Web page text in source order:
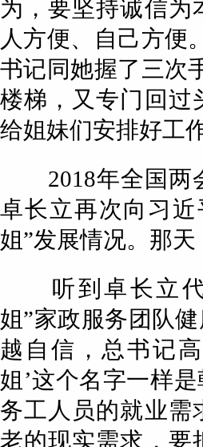
为，要坚持诚信为
人方便、自己方便
书记同她握了三次
楼梯，又专门回过
给姐妹们安排好工
2018年全国两
卓长立再次向习
姐”发展情况。那
听到卓长立代
姐”家政服务团队
越自信，总书记
姐’这个名字一样
务工人员的就业需
老的现实需求，要